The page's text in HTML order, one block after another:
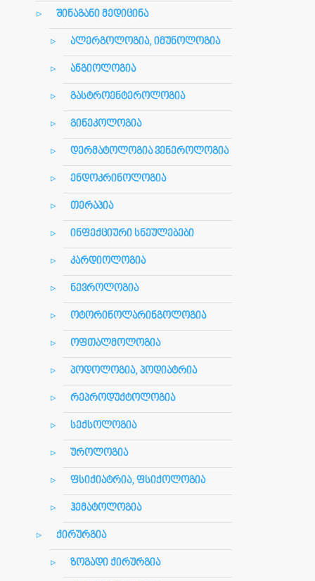
შინაგანი მედიცინა
ალერგოლოგია, იმუნოლოგია
ანგიოლოგია
გასტროენტეროლოგია
გინეკოლოგია
დერმატოლოგია ვენეროლოგია
ენდოკრინოლოგია
თერაპია
ინფექციური სნეულებები
კარდიოლოგია
ნევროლოგია
ოტორინოლარინგოლოგია
ოფთალმოლოგია
პოდოლოგია, პოდიატრია
რეპროდუქტოლოგია
სექსოლოგია
უროლოგია
ფსიქიატრია, ფსიქოლოგია
ჰემატოლოგია
ქირურგია
ზოგადი ქირურგია